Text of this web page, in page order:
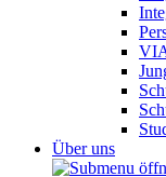
Über uns